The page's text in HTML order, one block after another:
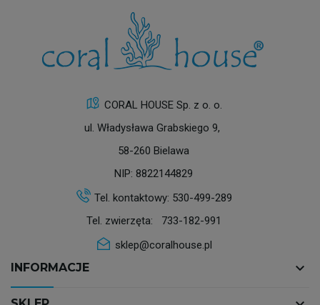
CORAL HOUSE Sp. z o. o.
ul. Władysława Grabskiego 9,
58-260 Bielawa
NIP: 8822144829
Tel. kontaktowy: 530-499-289
Tel. zwierzęta: 733-182-991
sklep@coralhouse.pl
INFORMACJE keyboard_arrow_down